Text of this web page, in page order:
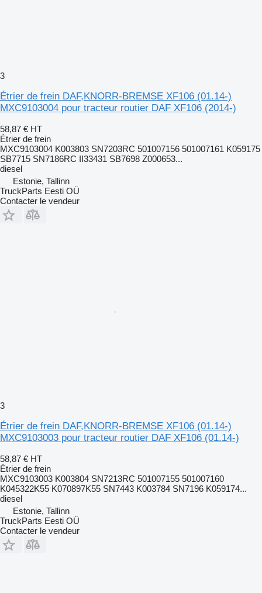
3
Étrier de frein DAF,KNORR-BREMSE XF106 (01.14-)
MXC9103004 pour tracteur routier DAF XF106 (2014-)
58,87 € HT
Étrier de frein
MXC9103004 K003803 SN7203RC 501007156 501007161 K059175
SB7715 SN7186RC II33431 SB7698 Z000653...
diesel
Estonie, Tallinn
TruckParts Eesti OÜ
Contacter le vendeur
3
Étrier de frein DAF,KNORR-BREMSE XF106 (01.14-)
MXC9103003 pour tracteur routier DAF XF106 (01.14-)
58,87 € HT
Étrier de frein
MXC9103003 K003804 SN7213RC 501007155 501007160
K045322K55 K070897K55 SN7443 K003784 SN7196 K059174...
diesel
Estonie, Tallinn
TruckParts Eesti OÜ
Contacter le vendeur